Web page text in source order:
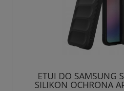
ETUI DO SAMSUNG
SILIKON OCHRONA